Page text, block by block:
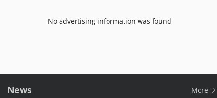
No advertising information was found
News More